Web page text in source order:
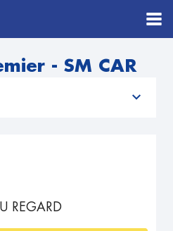
- SM CAR
REGARD